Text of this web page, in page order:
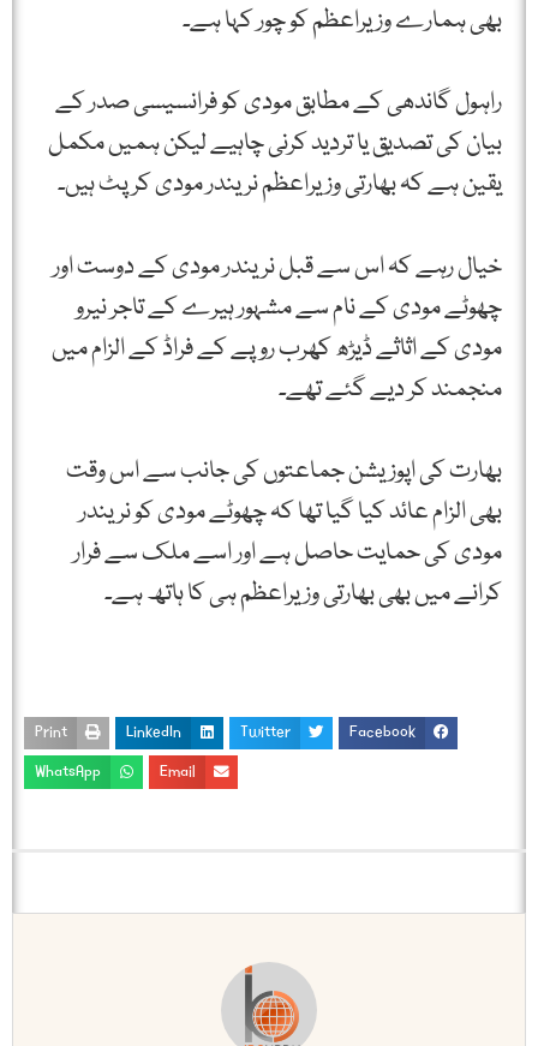
بھی ہمارے وزیراعظم کو چور کہا ہے۔
راہول گاندھی کے مطابق مودی کو فرانسیسی صدر کے
بیان کی تصدیق یا تردید کرنی چاہیے لیکن ہمیں مکمل
یقین ہے کہ بھارتی وزیراعظم نریندر مودی کرپٹ ہیں۔
خیال رہے کہ اس سے قبل نریندر مودی کے دوست اور
چھوٹے مودی کے نام سے مشہور ہیرے کے تاجر نیرو
مودی کے اثاثے ڈیڑھ کھرب روپے کے فراڈ کے الزام میں
منجمند کر دیے گئے تھے۔
بھارت کی اپوزیشن جماعتوں کی جانب سے اس وقت
بھی الزام عائد کیا گیا تھا کہ چھوٹے مودی کو نریندر
مودی کی حمایت حاصل ہے اور اسے ملک سے فرار
کرانے میں بھی بھارتی وزیراعظم ہی کا ہاتھ ہے۔
Facebook
Twitter
LinkedIn
Print
Email
WhatsApp